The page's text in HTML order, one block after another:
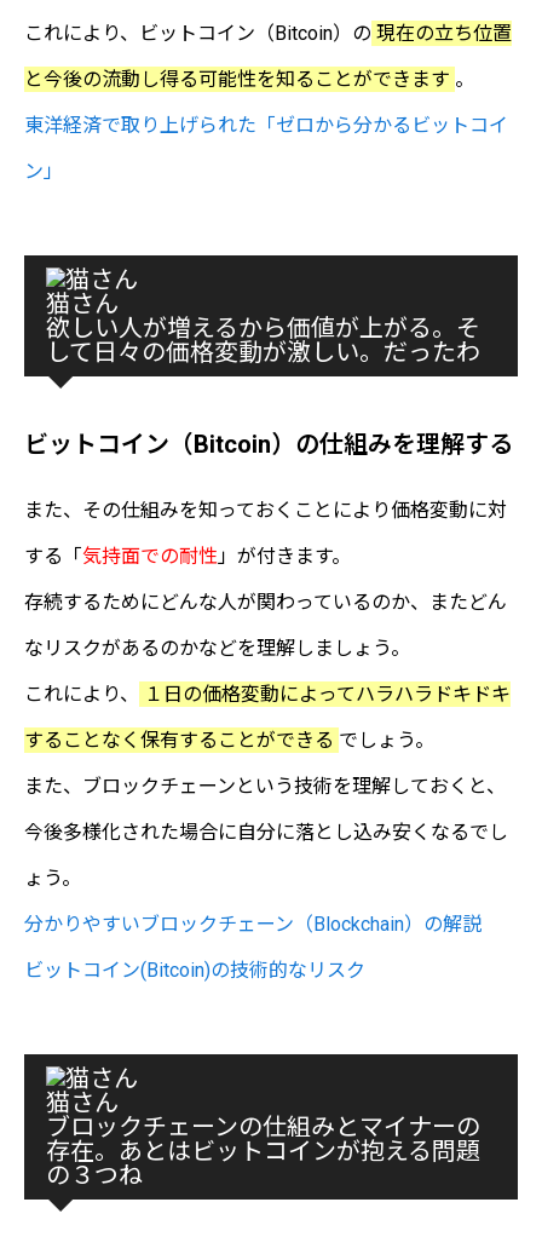
これにより、ビットコイン（Bitcoin）の 現在の立ち位置
と今後の流動し得る可能性を知ることができます 。
東洋経済で取り上げられた「ゼロから分かるビットコイ
ン」
猫さん
欲しい人が増えるから価値が上がる。そ
して日々の価格変動が激しい。だったわ
ビットコイン（Bitcoin）の仕組みを理解する
また、その仕組みを知っておくことにより価格変動に対
する「気持面での耐性 」が付きます。
存続するためにどんな人が関わっているのか、またどん
なリスクがあるのかなどを理解しましょう。
これにより、
１日の価格変動によってハラハラドキドキ
することなく保有することができる でしょう。
また、ブロックチェーンという技術を理解しておくと、
今後多様化された場合に自分に落とし込み安くなるでし
ょう。
分かりやすいブロックチェーン（Blockchain）の解説
ビットコイン(Bitcoin)の技術的なリスク
猫さん
ブロックチェーンの仕組みとマイナーの
存在。あとはビットコインが抱える問題
の３つね